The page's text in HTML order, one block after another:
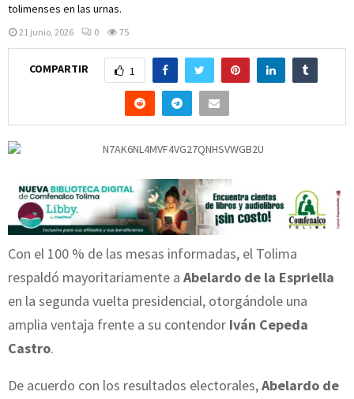
tolimenses en las urnas.
21 junio, 2026 0 75
COMPARTIR 1
Con el 100 % de las mesas informadas, el Tolima
respaldó mayoritariamente a Abelardo de la Espriella
en la segunda vuelta presidencial, otorgándole una
amplia ventaja frente a su contendor Iván Cepeda
Castro.
De acuerdo con los resultados electorales,Abelardo de